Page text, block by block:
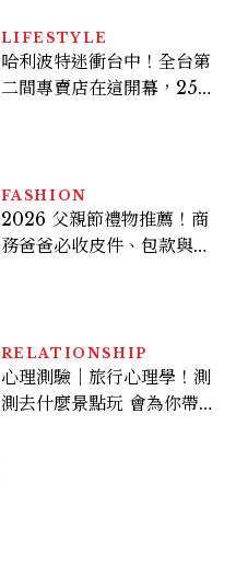
看點懶人包
LIFESTYLE
哈利波特迷衝台中！全台第
二間專賣店在這開幕，25週
FASHION
2026 父親節禮物推薦！商
務爸爸必收皮件、包款與鞋
RELATIONSHIP
心理測驗｜旅行心理學！測
測去什麼景點玩 會為你帶來